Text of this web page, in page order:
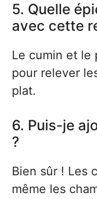
5. Quelle
avec cette
Le cumin et le
pour relever
plat.
6. Puis-je
?
Bien sûr ! Les
même les